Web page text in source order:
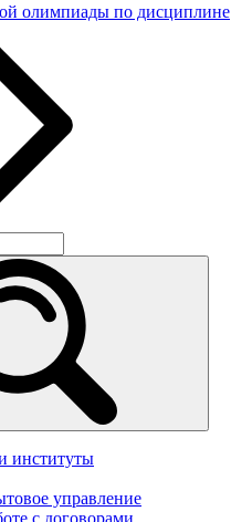
олимпиады по дисциплине
институты
управление
с договорами